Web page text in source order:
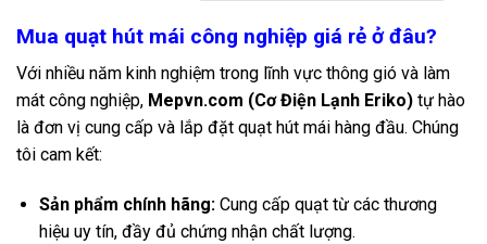
Mua quạt hút mái công nghiệp giá rẻ ở đâu?
Với nhiều năm kinh nghiệm trong lĩnh vực thông gió và làm
mát công nghiệp, Mepvn.com (Cơ Điện Lạnh Eriko) tự hào
là đơn vị cung cấp và lắp đặt quạt hút mái hàng đầu. Chúng
tôi cam kết:
Sản phẩm chính hãng:Cung cấp quạt từ các thương
hiệu uy tín, đầy đủ chứng nhận chất lượng.